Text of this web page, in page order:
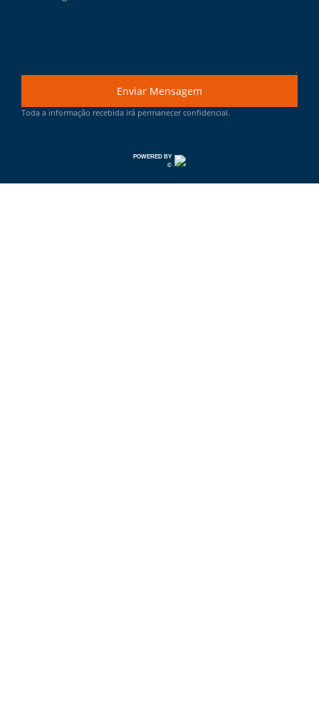
Enviar Mensagem
Toda a informação recebida irá permanecer confidencial.
POWERED BY
©